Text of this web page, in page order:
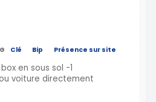
Clé Bip Présence sur site
en sous sol -1
voiture directement